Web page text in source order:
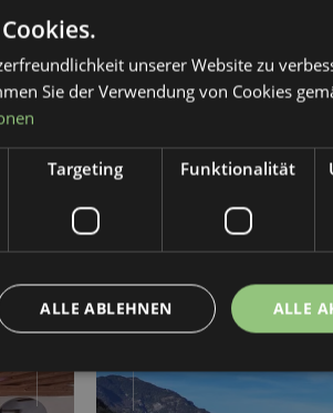
Next slide Previous slide
unserer Website zu
Sie der Verwendung von Cookies
Targeting Funktionalität
ALLE
ALLE ABLEHNEN